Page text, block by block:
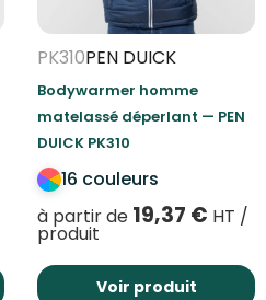
PK310PEN DUICK
Bodywarmer homme
matelassé déperlant — PEN
DUICK PK310
16 couleurs
à partir de 19,37 € HT /
produit
Voir produit